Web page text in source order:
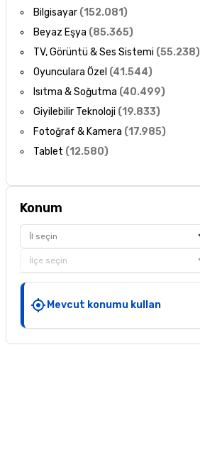
Bilgisayar (152.081)
Beyaz Eşya (85.365)
TV, Görüntü & Ses Sistemi (55.238)
Oyunculara Özel (41.544)
Isıtma & Soğutma (40.499)
Giyilebilir Teknoloji (19.833)
Fotoğraf & Kamera (17.985)
Tablet (12.580)
Konum
İl seçin
İlçe seçin
Mevcut konumu kullan